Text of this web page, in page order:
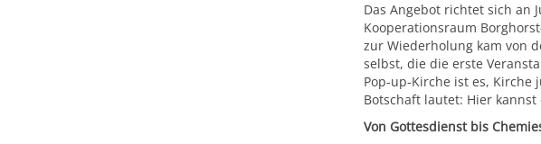
Das Angebot richtet sich an
Kooperationsraum
zur Wiederholung kam von
selbst, die die erste
Pop-up-Kirche ist es,
Botschaft lautet: Hier
Von Gottesdienst bis